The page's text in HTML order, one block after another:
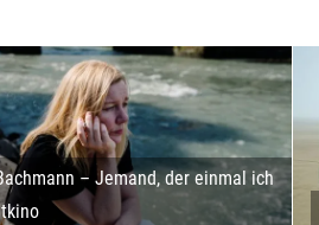
– Jemand, der einmal ich